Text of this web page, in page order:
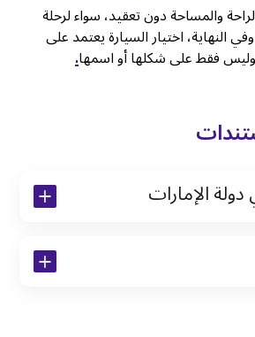
والمساحة دون تعقيد، سواء لرحلة
النهاية، اختيار السيارة يعتمد على
فقط على شكلها أو اسمها.
الإمارات